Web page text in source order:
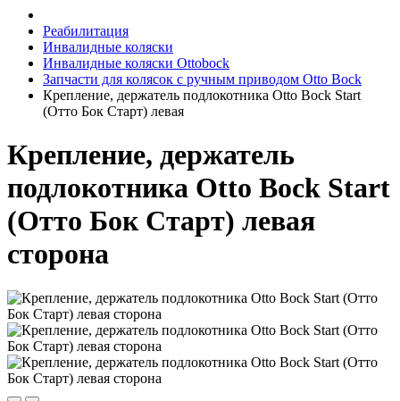
Реабилитация
Инвалидные коляски
Инвалидные коляски Ottobock
Запчасти для колясок с ручным приводом Otto Bock
Крепление, держатель подлокотника Otto Bock Start
(Отто Бок Старт) левая
Крепление, держатель
подлокотника Otto Bock Start
(Отто Бок Старт) левая
сторона